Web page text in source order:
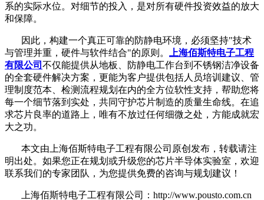
系的实际水位。对细节的投入，是对所有硬件投资效益的放大
和保障。
因此，构建一个真正可靠的防静电环境，必须坚持"技术
与管理并重，硬件与软件结合"的原则。
上海佰斯特电子工程
有限公司 不仅能提供从地板、防静电工作台到不锈钢洁净设备
的全套硬件解决方案，更能为客户提供包括人员培训建议、管
理制度范本、检测流程规划在内的全方位软性支持，帮助您将
每一个细节落到实处，共同守护芯片制造的质量生命线。在追
求芯片良率的道路上，唯有不放过任何细微之处，方能成就宏
大之功。
本文由上海佰斯特电子工程有限公司原创发布，转载请注
明出处。如果您正在规划或升级您的芯片半导体实验室，欢迎
联系我们的专家团队，为您提供免费的咨询与规划建议！
上海佰斯特电子工程有限公司：http://www.pousto.com.cn